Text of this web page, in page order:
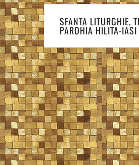
Navigare
în
articole
SFANTA LITURGHIE,
PAROHIA HILITA-IASI